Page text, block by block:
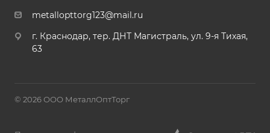
metallopttorg123@mail.ru
г. Краснодар, тер. ДНТ Магистраль, ул. 9-я Тихая,
63
© 2026 ООО МеталлОптТорг